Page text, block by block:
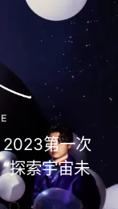
2023第一次
探索宇宙未